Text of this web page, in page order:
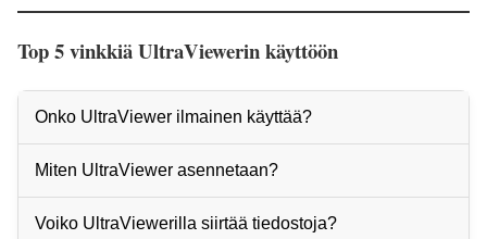
Top 5 vinkkiä UltraViewerin käyttöön
Onko UltraViewer ilmainen käyttää?
Miten UltraViewer asennetaan?
Voiko UltraViewerilla siirtää tiedostoja?